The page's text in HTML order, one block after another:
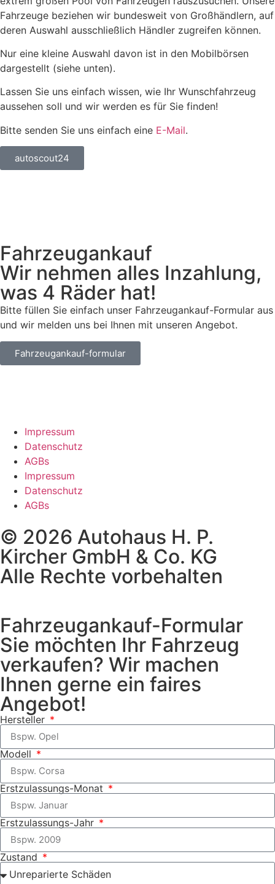
Fahrzeuge beziehen wir bundesweit von Großhändlern, auf
deren Auswahl ausschließlich Händler zugreifen können.
Nur eine kleine Auswahl davon ist in den Mobilbörsen
dargestellt (siehe unten).
Lassen Sie uns einfach wissen, wie Ihr Wunschfahrzeug
aussehen soll und wir werden es für Sie finden!
Bitte senden Sie uns einfach eine E-Mail.
autoscout24
Fahrzeugankauf
Wir nehmen alles Inzahlung,
was 4 Räder hat!
Bitte füllen Sie einfach unser Fahrzeugankauf-Formular aus
und wir melden uns bei Ihnen mit unseren Angebot.
Fahrzeugankauf-formular
Impressum
Datenschutz
AGBs
Impressum
Datenschutz
AGBs
© 2026 Autohaus H. P.
Kircher GmbH & Co. KG
Alle Rechte vorbehalten
Fahrzeugankauf-Formular
Sie möchten Ihr Fahrzeug
verkaufen? Wir machen
Ihnen gerne ein faires
Angebot!
Hersteller
Modell
Erstzulassungs-Monat
Erstzulassungs-Jahr
Zustand